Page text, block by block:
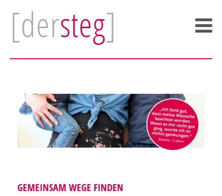
[dersteg]
GEMEINSAM WEGE FINDEN